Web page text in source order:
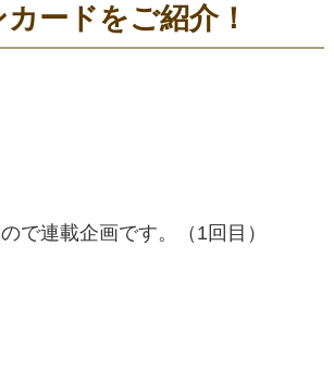
カードをご紹介！
で連載企画です。（1回目）